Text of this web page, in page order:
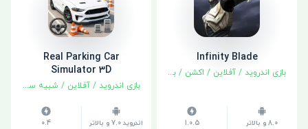
Infinity Blade
بازی اندروید / آفلاین / اکشن / بهترین‌ها نقش آفرینی
8.0 و بالاتر 1.0.5
Real Parking Car
Simulator 3D
بازی اندروید / آفلاین / شبیه سازی
اندروید 7.0 و بالاتر 0.4